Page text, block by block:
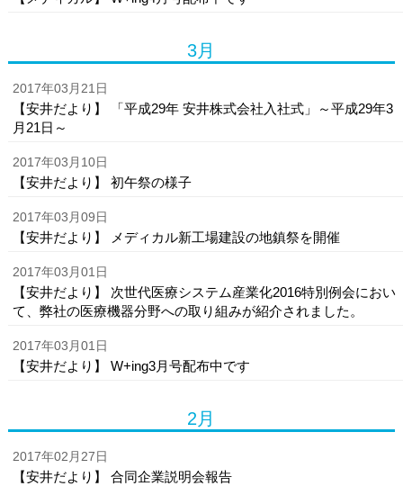
3月
2017年03月21日
【安井だより】 「平成29年 安井株式会社入社式」～平成29年3
月21日～
2017年03月10日
【安井だより】 初午祭の様子
2017年03月09日
【安井だより】 メディカル新工場建設の地鎮祭を開催
2017年03月01日
【安井だより】 次世代医療システム産業化2016特別例会におい
て、弊社の医療機器分野への取り組みが紹介されました。
2017年03月01日
【安井だより】 W+ing3月号配布中です
2月
2017年02月27日
【安井だより】 合同企業説明会報告